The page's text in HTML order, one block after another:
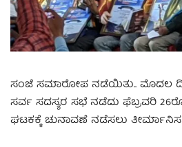
ಸಂಜೆ ಸಮಾರೋಪ ನಡೆಯಿತು.. ಮೊದಲ
ಸರ್ವ ಸದಸ್ಯರ ಸಭೆ ನಡೆದು ಫೆಬ್ರವರಿ
ಘಟಕಕ್ಕೆ ಚುನಾವಣೆ ನಡೆಸಲು